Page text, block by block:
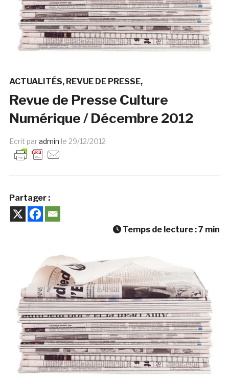
ACTUALITÉS REVUE DE PRESSE
Revue de Presse Culture
Numérique / Décembre 2012
Ecrit paradmin le 29/12/2012
Partager :
Temps de lecture :7 min